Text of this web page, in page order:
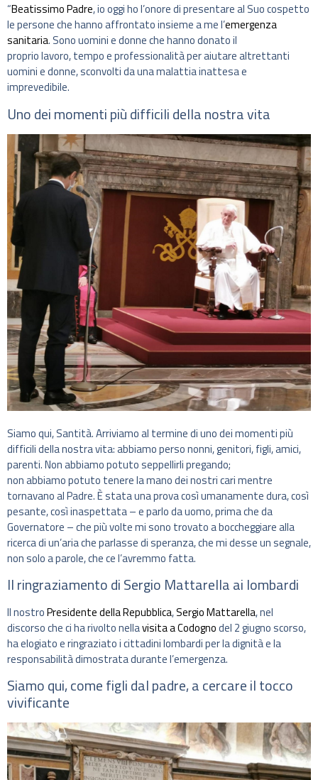
“Beatissimo Padre, io oggi ho l’onore di presentare al Suo cospetto
le persone che hanno affrontato insieme a me l’emergenza
sanitaria. Sono uomini e donne che hanno donato il
proprio lavoro, tempo e professionalità per aiutare altrettanti
uomini e donne, sconvolti da una malattia inattesa e
imprevedibile.
Uno dei momenti più difficili della nostra vita
Siamo qui, Santità. Arriviamo al termine di uno dei momenti più
difficili della nostra vita: abbiamo perso nonni, genitori, figli, amici,
parenti. Non abbiamo potuto seppellirli pregando;
non abbiamo potuto tenere la mano dei nostri cari mentre
tornavano al Padre. È stata una prova così umanamente dura, così
pesante, così inaspettata – e parlo da uomo, prima che da
Governatore – che più volte mi sono trovato a boccheggiare alla
ricerca di un’aria che parlasse di speranza, che mi desse un segnale,
non solo a parole, che ce l’avremmo fatta.
Il ringraziamento di Sergio Mattarella ai lombardi
Il nostroPresidente della Repubblica,Sergio Mattarella, nel
discorso che ci ha rivolto nellavisita a Codognodel 2 giugno scorso,
ha elogiato e ringraziato i cittadini lombardi per la dignità e la
responsabilità dimostrata durante l’emergenza.
Siamo qui, come figli dal padre, a cercare il tocco
vivificante